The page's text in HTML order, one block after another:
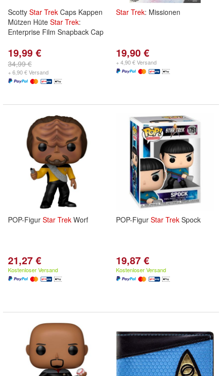
Scotty Star Trek Caps Kappen
Mützen Hüte Star Trek:
Enterprise Film Snapback Cap
19,99 €
34,99 €
+ 6,90 € Versand
Star Trek: Missionen
19,90 €
+ 4,90 € Versand
POP-Figur Star Trek Worf
21,27 €
Kostenloser Versand
POP-Figur Star Trek Spock
19,87 €
Kostenloser Versand